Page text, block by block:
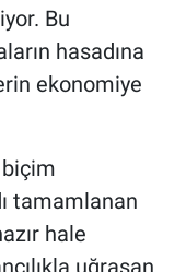
Bu
hasadına
ekonomiye
tamamlanan
hale
uğraşan